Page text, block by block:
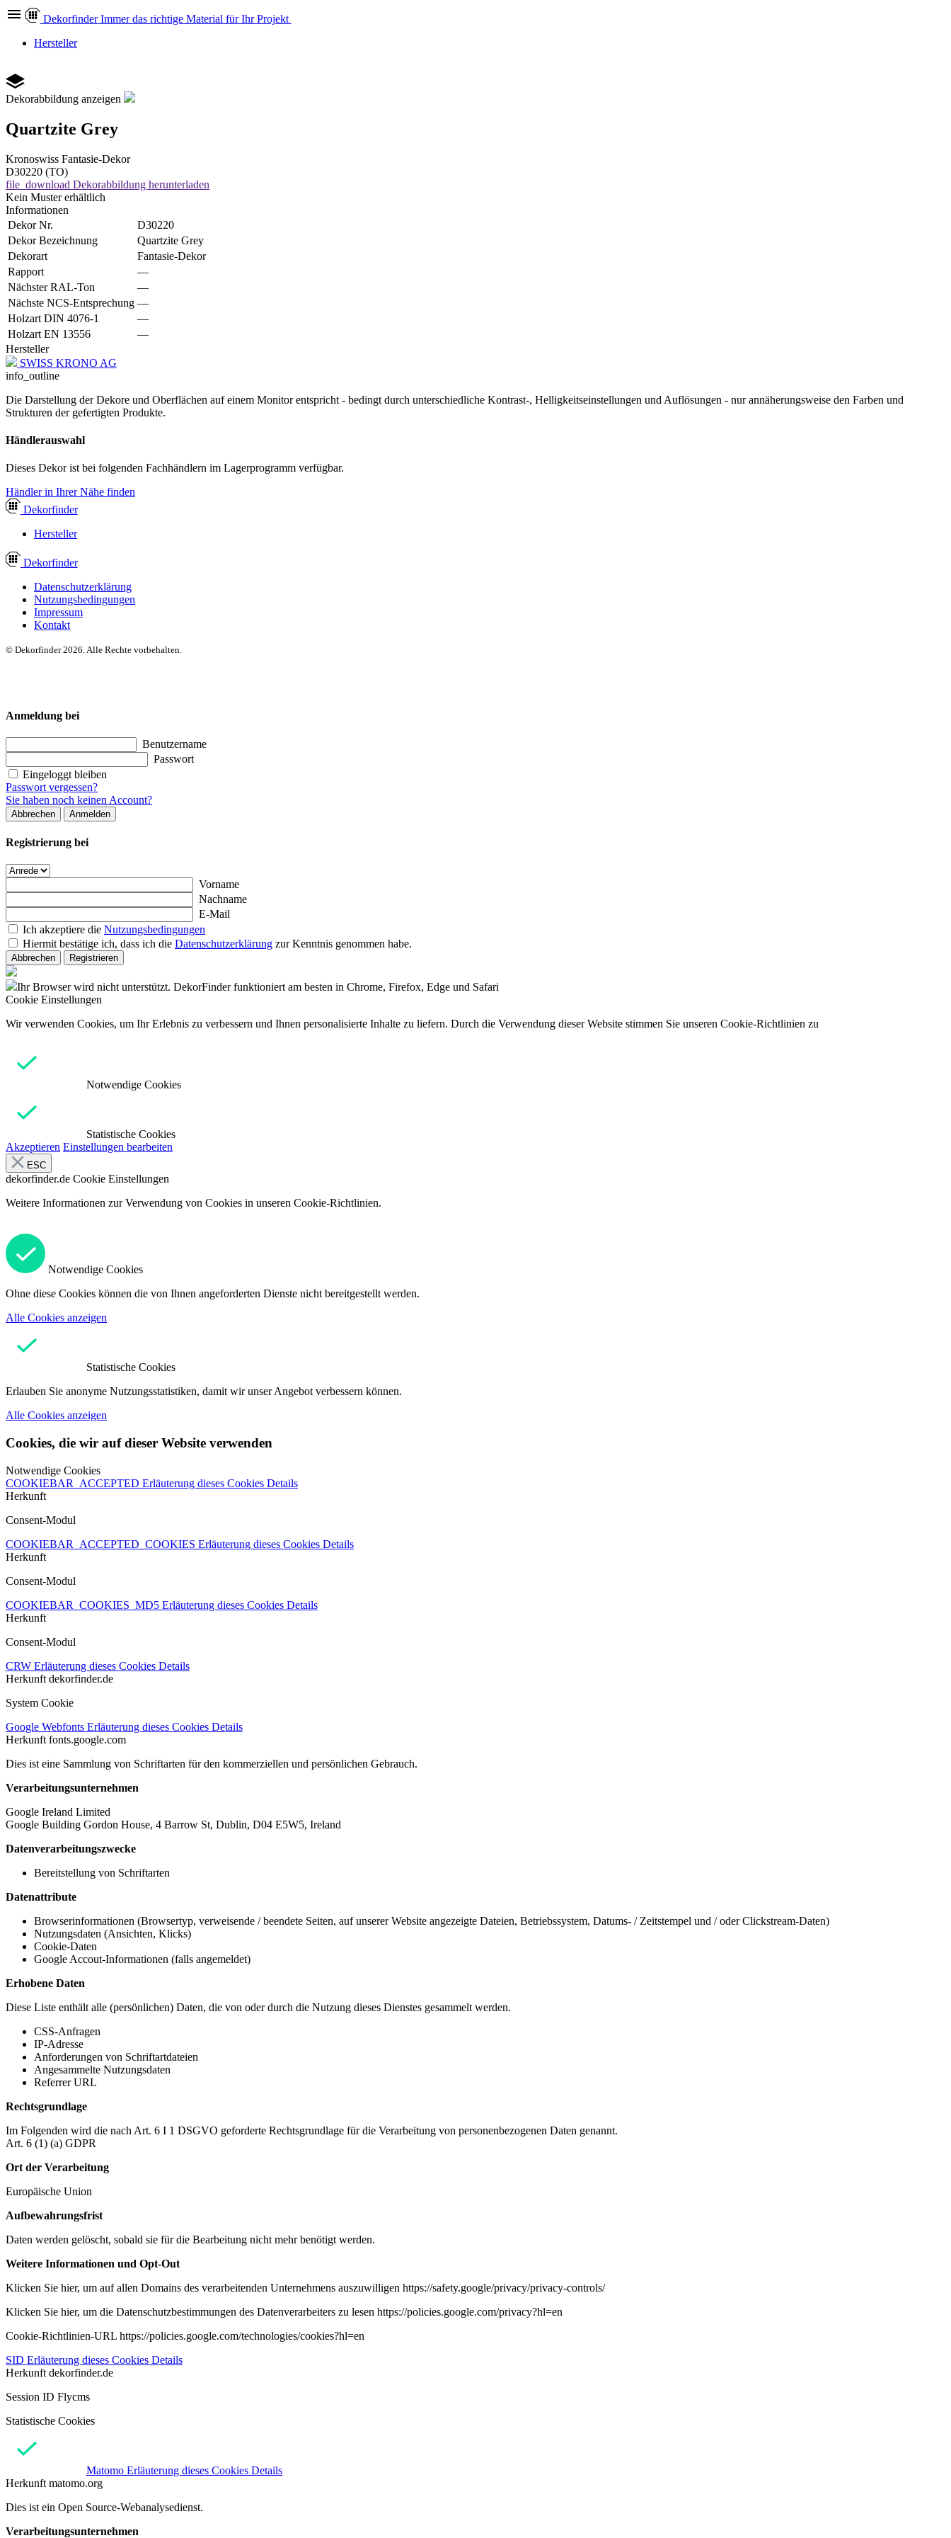
Dekorfinder Immer das richtige Material für Ihr Projekt
Hersteller
Dekorabbildung anzeigen
Quartzite Grey
Kronoswiss Fantasie-Dekor
D30220 (TO)
file_download Dekorabbildung herunterladen
Kein Muster erhältlich
Informationen
Dekor Nr.
D30220
Dekor Bezeichnung
Quartzite Grey
Dekorart
Fantasie-Dekor
Rapport
—
Nächster RAL-Ton
—
Nächste NCS-Entsprechung —
Holzart DIN 4076-1
—
Holzart EN 13556
—
Hersteller
SWISS KRONO AG
info_outline
Die Darstellung der Dekore und Oberflächen auf einem Monitor entspricht - bedingt durch unterschiedliche Kontrast-, Helligkeitseinstellungen und Auflösungen - nur annäherungsweise den Farben und
Strukturen der gefertigten Produkte.
Händlerauswahl
Dieses Dekor ist bei folgenden Fachhändlern im Lagerprogramm verfügbar.
Händler in Ihrer Nähe finden
Dekorfinder
Hersteller
Dekorfinder
Datenschutzerklärung
Nutzungsbedingungen
Impressum
Kontakt
© Dekorfinder 2026. Alle Rechte vorbehalten.
Anmeldung bei
Benutzername
Passwort
Eingeloggt bleiben
Passwort vergessen?
Sie haben noch keinen Account?
Abbrechen Anmelden
Registrierung bei
Vorname
Nachname
E-Mail
Ich akzeptiere die Nutzungsbedingungen
Hiermit bestätige ich, dass ich die Datenschutzerklärung zur Kenntnis genommen habe.
Abbrechen Registrieren
Ihr Browser wird nicht unterstützt. DekorFinder funktioniert am besten in Chrome, Firefox, Edge und Safari
Cookie Einstellungen
Wir verwenden Cookies, um Ihr Erlebnis zu verbessern und Ihnen personalisierte Inhalte zu liefern. Durch die Verwendung dieser Website stimmen Sie unseren Cookie-Richtlinien zu
Notwendige Cookies
Statistische Cookies
Akzeptieren Einstellungen bearbeiten
ESC
dekorfinder.de Cookie Einstellungen
Weitere Informationen zur Verwendung von Cookies in unseren Cookie-Richtlinien.
Notwendige Cookies
Ohne diese Cookies können die von Ihnen angeforderten Dienste nicht bereitgestellt werden.
Alle Cookies anzeigen
Statistische Cookies
Erlauben Sie anonyme Nutzungsstatistiken, damit wir unser Angebot verbessern können.
Alle Cookies anzeigen
Cookies, die wir auf dieser Website verwenden
Notwendige Cookies
COOKIEBAR_ACCEPTED Erläuterung dieses Cookies Details
Herkunft
Consent-Modul
COOKIEBAR_ACCEPTED_COOKIES Erläuterung dieses Cookies Details
Herkunft
Consent-Modul
COOKIEBAR_COOKIES_MD5 Erläuterung dieses Cookies Details
Herkunft
Consent-Modul
CRW Erläuterung dieses Cookies Details
Herkunft dekorfinder.de
System Cookie
Google Webfonts Erläuterung dieses Cookies Details
Herkunft fonts.google.com
Dies ist eine Sammlung von Schriftarten für den kommerziellen und persönlichen Gebrauch.
Verarbeitungsunternehmen
Google Ireland Limited
Google Building Gordon House, 4 Barrow St, Dublin, D04 E5W5, Ireland
Datenverarbeitungszwecke
Bereitstellung von Schriftarten
Datenattribute
Browserinformationen (Browsertyp, verweisende / beendete Seiten, auf unserer Website angezeigte Dateien, Betriebssystem, Datums- / Zeitstempel und / oder Clickstream-Daten)
Nutzungsdaten (Ansichten, Klicks)
Cookie-Daten
Google Accout-Informationen (falls angemeldet)
Erhobene Daten
Diese Liste enthält alle (persönlichen) Daten, die von oder durch die Nutzung dieses Dienstes gesammelt werden.
CSS-Anfragen
IP-Adresse
Anforderungen von Schriftartdateien
Angesammelte Nutzungsdaten
Referrer URL
Rechtsgrundlage
Im Folgenden wird die nach Art. 6 I 1 DSGVO geforderte Rechtsgrundlage für die Verarbeitung von personenbezogenen Daten genannt.
Art. 6 (1) (a) GDPR
Ort der Verarbeitung
Europäische Union
Aufbewahrungsfrist
Daten werden gelöscht, sobald sie für die Bearbeitung nicht mehr benötigt werden.
Weitere Informationen und Opt-Out
Klicken Sie hier, um auf allen Domains des verarbeitenden Unternehmens auszuwilligen https://safety.google/privacy/privacy-controls/
Klicken Sie hier, um die Datenschutzbestimmungen des Datenverarbeiters zu lesen https://policies.google.com/privacy?hl=en
Cookie-Richtlinien-URL https://policies.google.com/technologies/cookies?hl=en
SID Erläuterung dieses Cookies Details
Herkunft dekorfinder.de
Session ID Flycms
Statistische Cookies
Matomo Erläuterung dieses Cookies Details
Herkunft matomo.org
Dies ist ein Open Source-Webanalysedienst.
Verarbeitungsunternehmen